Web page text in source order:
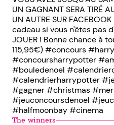
UN GAGNANT SERA TIRÉ
UN AUTRE SUR
cadeau si vous n'êtes pas
JOUER ! Bonne chance à
115,95€) #concours
#concoursharrypotter
#bouledenoel
#calendrierharrypotter
#gagner #christmas
#jeuconcoursdenoël
#halfmoonbay #cinema
The winners